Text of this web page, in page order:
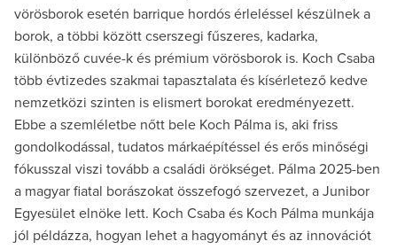
vörösborok esetén barrique hordós érleléssel készülnek a
borok, a többi között cserszegi fűszeres, kadarka,
különböző cuvée-k és prémium vörösborok is. Koch Csaba
több évtizedes szakmai tapasztalata és kísérletező kedve
nemzetközi szinten is elismert borokat eredményezett.
Ebbe a szemléletbe nőtt bele Koch Pálma is, aki friss
gondolkodással, tudatos márkaépítéssel és erős minőségi
fókusszal viszi tovább a családi örökséget. Pálma 2025-ben
a magyar fiatal borászokat összefogó szervezet, a Junibor
Egyesület elnöke lett. Koch Csaba és Koch Pálma munkája
jól példázza, hogyan lehet a hagyományt és az innovációt